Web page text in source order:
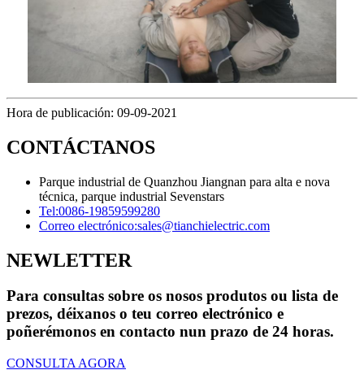
Hora de publicación: 09-09-2021
CONTÁCTANOS
Parque industrial de Quanzhou Jiangnan para alta e nova
técnica, parque industrial Sevenstars
Tel:0086-19859599280
Correo electrónico:sales@tianchielectric.com
NEWLETTER
Para consultas sobre os nosos produtos ou lista de
prezos, déixanos o teu correo electrónico e
poñerémonos en contacto nun prazo de 24 horas.
CONSULTA AGORA